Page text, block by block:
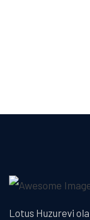
Lotus Huzurevi